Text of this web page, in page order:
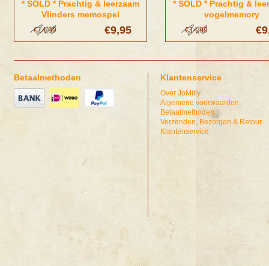
* SOLD * Prachtig & leerzaam
Vlinders memospel
€9,95
€14,99
* SOLD * Prachtig &
vogelmemory
€14,99
Betaalmethoden Klantenservice
Over JoMilly
Algemene voorwaarden
Betaalmethoden
Verzenden, Bezorgen & Retour
Klantenservice